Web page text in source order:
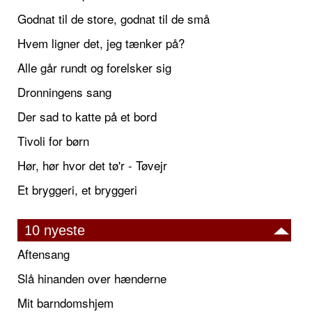
Godnat til de store, godnat til de små
Hvem ligner det, jeg tænker på?
Alle går rundt og forelsker sig
Dronningens sang
Der sad to katte på et bord
Tivoli for børn
Hør, hør hvor det tø'r - Tøvejr
Et bryggeri, et bryggeri
10 nyeste
Aftensang
Slå hinanden over hænderne
Mit barndomshjem